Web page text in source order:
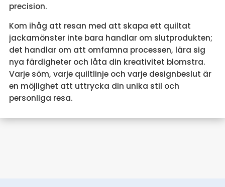
precision.
Kom ihåg att resan med att skapa ett quiltat
jackamönster inte bara handlar om slutprodukten;
det handlar om att omfamna processen, lära sig
nya färdigheter och låta din kreativitet blomstra.
Varje söm, varje quiltlinje och varje designbeslut är
en möjlighet att uttrycka din unika stil och
personliga resa.